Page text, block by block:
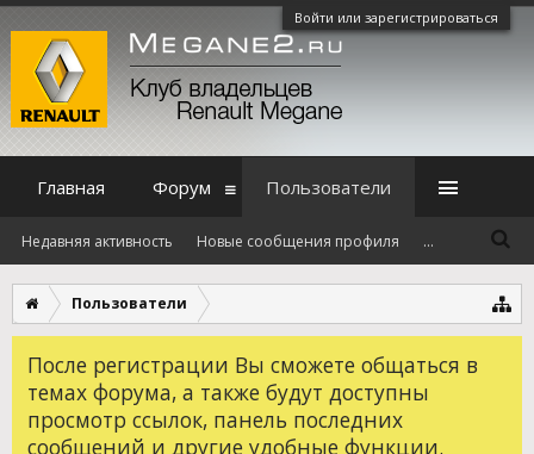
Войти или зарегистрироваться
Пользователи
После регистрации Вы сможете общаться в
темах форума, а также будут доступны
просмотр ссылок, панель последних
сообщений и другие удобные функции.
Главная Форум Пользователи
Недавняя активность Новые сообщения профиля ...